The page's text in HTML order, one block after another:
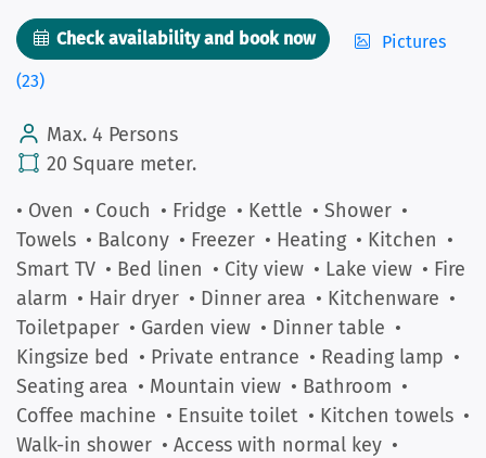
Check availability and book now
Pictures
(23)
Max. 4 Persons
20 Square meter.
• Oven • Couch • Fridge • Kettle • Shower •
Towels • Balcony • Freezer • Heating • Kitchen •
Smart TV • Bed linen • City view • Lake view • Fire
alarm • Hair dryer • Dinner area • Kitchenware •
Toiletpaper • Garden view • Dinner table •
Kingsize bed • Private entrance • Reading lamp •
Seating area • Mountain view • Bathroom •
Coffee machine • Ensuite toilet • Kitchen towels •
Walk-in shower • Access with normal key •